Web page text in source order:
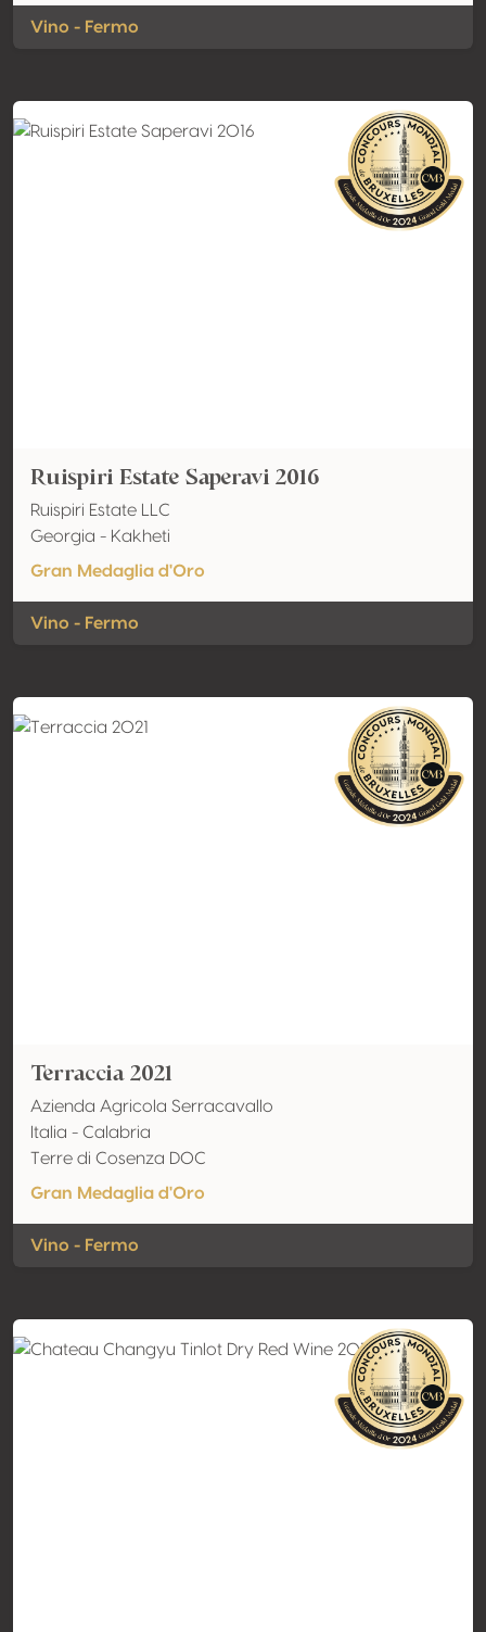
Vino - Fermo
Ruispiri Estate Saperavi 2016
Ruispiri Estate LLC
Georgia - Kakheti
Gran Medaglia d'Oro
Vino - Fermo
Terraccia 2021
Azienda Agricola Serracavallo
Italia - Calabria
Terre di Cosenza DOC
Gran Medaglia d'Oro
Vino - Fermo